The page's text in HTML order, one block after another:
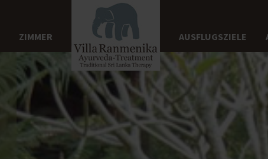
ZIMMER AUSFLUGSZIELE